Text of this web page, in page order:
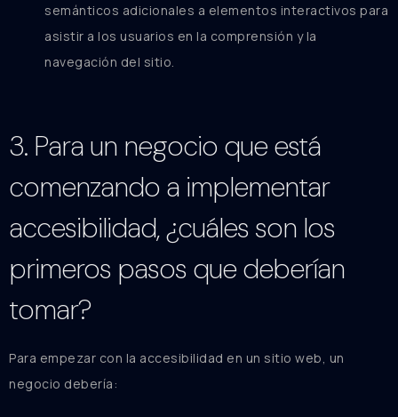
semánticos adicionales a elementos interactivos para
asistir a los usuarios en la comprensión y la
navegación del sitio.
3. Para un negocio que está
comenzando a implementar
accesibilidad, ¿cuáles son los
primeros pasos que deberían
tomar?
Para empezar con la accesibilidad en un sitio web, un
negocio debería: